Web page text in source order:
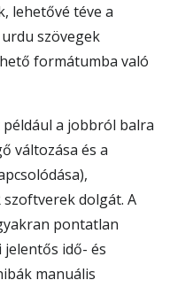
lehetővé téve a
szövegek
formátumba való
a jobbról balra
változása és a
szoftverek dolgát. A
pontatlan
idő- és
manuális